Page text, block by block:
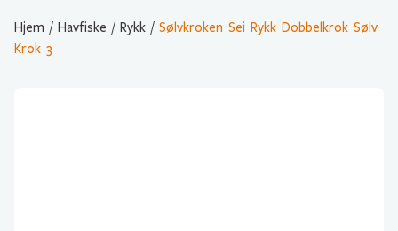
Hjem / Havfiske / Rykk / Sølvkroken Sei Rykk Dobbelkrok Sølv
Krok 3